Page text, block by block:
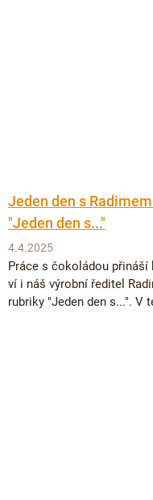
Jeden den s
"Jeden den s..."
4.4.2025
Práce s čokoládou přináší
ví i náš výrobní ředitel
rubriky "Jeden den s...". V